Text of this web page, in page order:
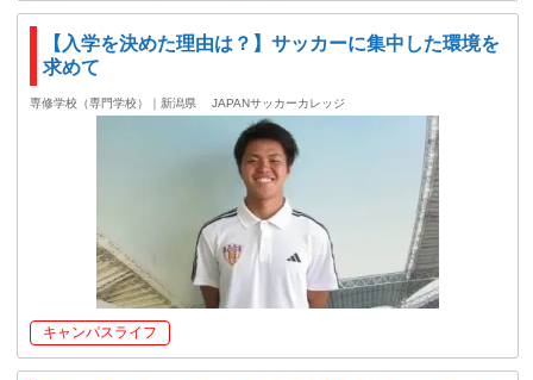
【入学を決めた理由は？】サッカーに集中した環境を
求めて
専修学校（専門学校）｜新潟県 JAPANサッカーカレッジ
キャンパスライフ